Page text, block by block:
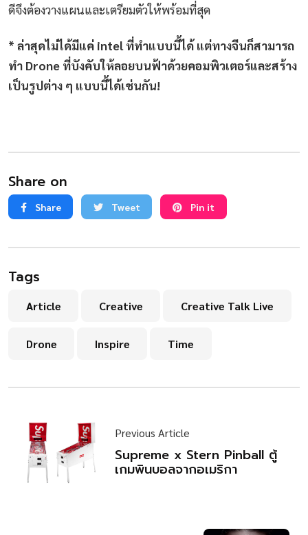
ดีจึงต้องวางแผนและเตรียมตัวให้พร้อมที่สุด
* ล่าสุดไม่ได้มีแค่ intel ที่ทำแบบนี้ได้ แต่ทางจีนก็สามารถ
ทำ Drone ที่บังคับให้ลอยบนฟ้าด้วยคอมพิวเตอร์และสร้าง
เป็นรูปต่าง ๆ แบบนี้ได้เช่นกัน!
Share on
Share Tweet Pin it
Tags
Article Creative Creative Talk Live
Drone Inspire Time
Previous Article
Supreme x Stern Pinball ตู้
เกมพินบอลจากอเมริกา